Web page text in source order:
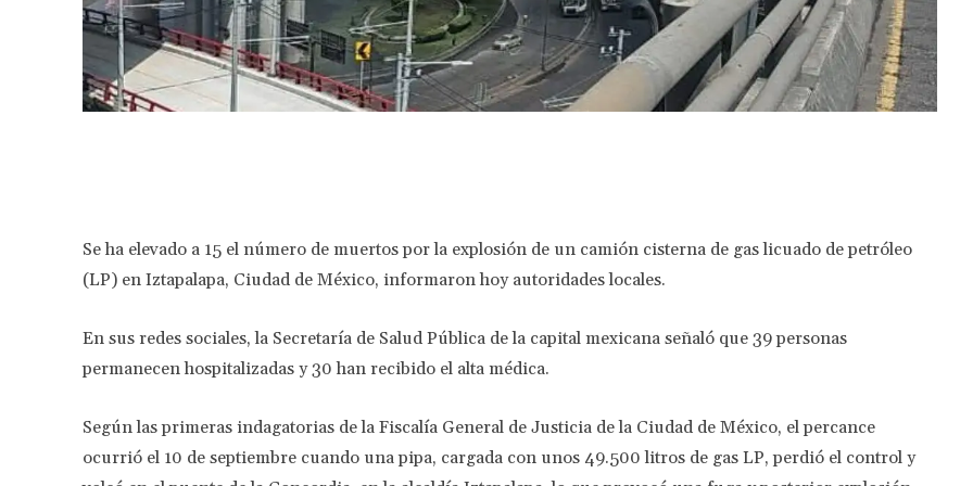
Se ha elevado a 15 el número de muertos por la explosión de un camión cisterna de gas licuado de petróleo
(LP) en Iztapalapa, Ciudad de México, informaron hoy autoridades locales.
En sus redes sociales, la Secretaría de Salud Pública de la capital mexicana señaló que 39 personas
permanecen hospitalizadas y 30 han recibido el alta médica.
Según las primeras indagatorias de la Fiscalía General de Justicia de la Ciudad de México, el percance
ocurrió el 10 de septiembre cuando una pipa, cargada con unos 49.500 litros de gas LP, perdió el control y